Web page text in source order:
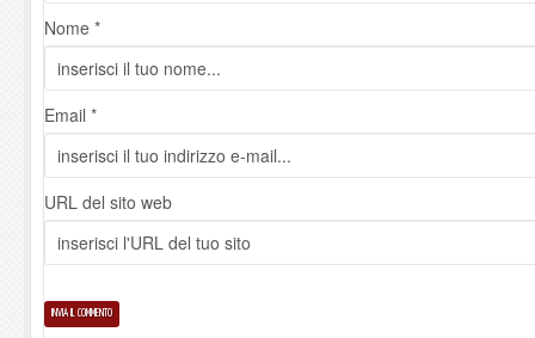
Nome *
Email *
URL del sito web